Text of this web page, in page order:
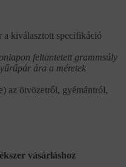
a kiválasztott specifikáció
feltüntetett grammsúly
ára a méretek
az ötvözetről, gyémántról,
vásárláshoz